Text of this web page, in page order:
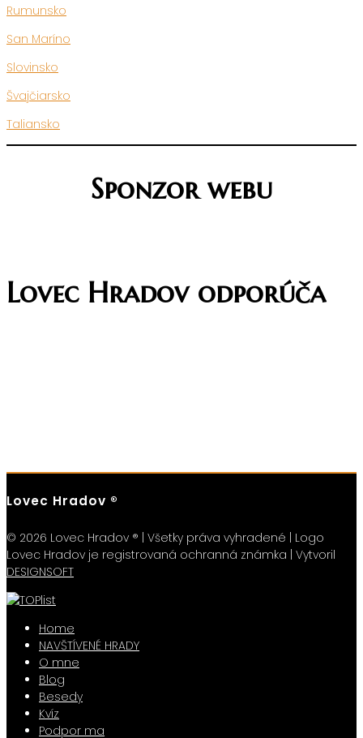
Rumunsko
San Maríno
Slovinsko
Švajčiarsko
Taliansko
Sponzor webu
Lovec Hradov odporúča
Lovec Hradov ®
© 2026 Lovec Hradov ® | Všetky práva vyhradené | Logo
Lovec Hradov je registrovaná ochranná známka | Vytvoril
DESIGNSOFT
Home
NAVŠTÍVENÉ HRADY
O mne
Blog
Besedy
Kvíz
Podpor ma